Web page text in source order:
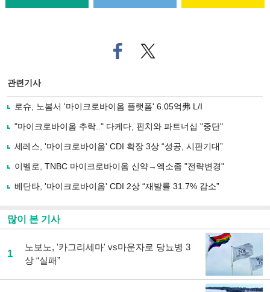
페
이
로
기
사
유
기
트위
터로
관련기사
로슈, 노봄서 '마이크로바이옴 플랫폼' 6.05억弗 L/I
"마이크로바이옴 추락.." 다케다, 핀치와 파트너십 "중단"
세레스, '마이크로바이옴' CDI 확장 3상 “성공, 시판기대”
이벨로, TNBC 마이크로바이옴 신약→엑소좀 "전략변경"
베단타, '마이크로바이옴' CDI 2상 “재발률 31.7% 감소”
많이 본 기사
1
노보노, '카그리세마' vs마운자로 당뇨병 3
상 “실패”